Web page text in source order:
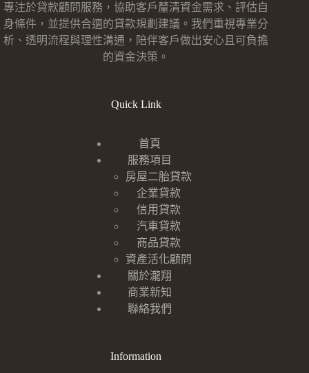
專注於貸款顧問服務，協助客戶釐清資金需求、評估自
身條件，並提供合適的貸款規劃建議。我們重視專業分
析、透明流程與理性溝通，陪伴客戶做出安心且可負擔
的資金決策。
Quick Link
首頁
服務項目
房屋二胎貸款
企業貸款
信用貸款
汽車貸款
商品貸款
資產活化顧問
關於瀧翔
商業新知
聯絡我們
Information